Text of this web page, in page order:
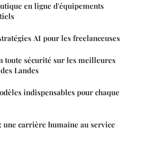
en ligne d'équipements
AI pour les freelanceuses
toute sécurité sur les meilleures
Landes
indispensables pour chaque
une carrière humaine au service